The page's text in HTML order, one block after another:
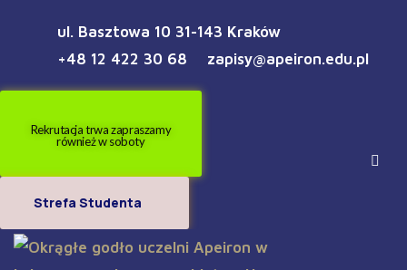
ul. Basztowa 10 31-143 Kraków
+48 12 422 30 68
zapisy@apeiron.edu.pl
Rekrutacja trwa zapraszamy
również w soboty
Strefa Studenta